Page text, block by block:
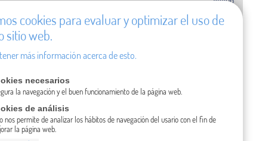
cookies para evaluar y optimizar el uso de
sitio web.
más información acerca de esto.
necesarios
la navegación y el buen funcionamiento de la página web.
de análisis
nos permite de analizar los hábitos de navegación del usario con el fin de
la página web.